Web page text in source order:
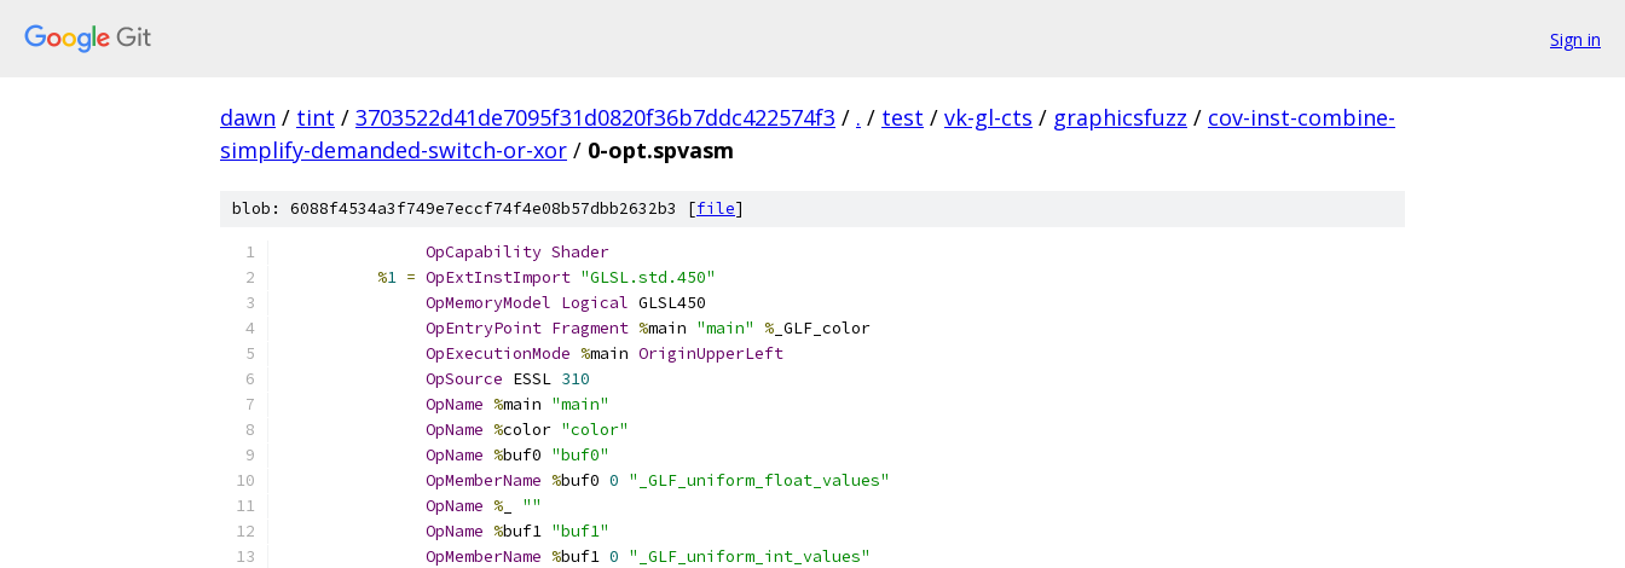
Sign in
dawn / tint / 3703522d41de7095f31d0820f36b7ddc422574f3 / . / test / vk-gl-cts / graphicsfuzz / cov-inst-combine-
simplify-demanded-switch-or-xor / 0-opt.spvasm
blob: 6088f4534a3f749e7eccf74f4e08b57dbb2632b3 [file]
OpCapability Shader
%1 = OpExtInstImport "GLSL.std.450"
OpMemoryModel Logical GLSL450
OpEntryPoint Fragment %main "main" % _GLF_color
OpExecutionMode %main OriginUpperLeft
OpSource ESSL 310
OpName %main "main"
OpName %color "color"
OpName %buf0 "buf0"
OpMemberName %buf0 0 "_GLF_uniform_float_values"
OpName %
""
OpName %buf1 "buf1"
OpMemberName %buf1 0 "_GLF_uniform_int_values"